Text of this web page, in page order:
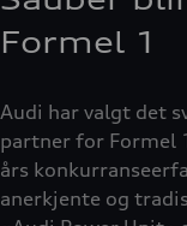
Formel 1
Audi har valgt det
partner for Formel
års
anerkjente og